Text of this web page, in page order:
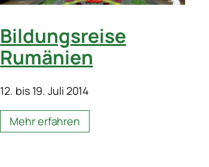
Bildungsreise
Rumänien
12. bis 19. Juli 2014
Mehr erfahren